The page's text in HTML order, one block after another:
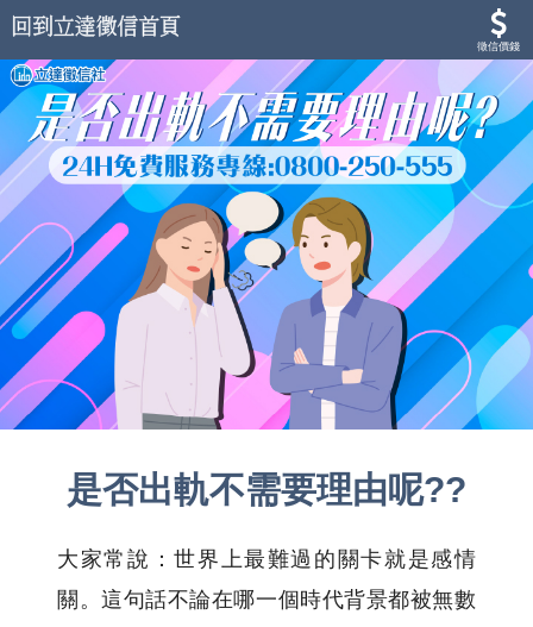
徵信價錢
是否出軌不需要理由呢??
大家常說：世界上最難過的關卡就是感情
關。這句話不論在哪一個時代背景都被無數